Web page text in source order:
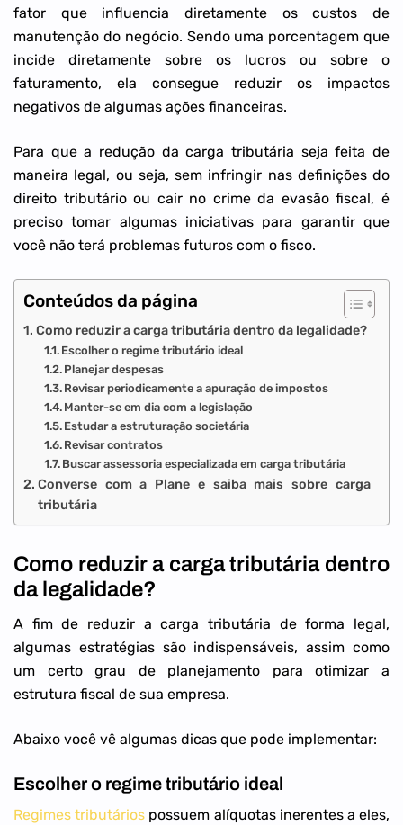
fator que influencia diretamente os custos de
manutenção do negócio. Sendo uma porcentagem que
incide diretamente sobre os lucros ou sobre o
faturamento, ela consegue reduzir os impactos
negativos de algumas ações financeiras.
Para que a redução da carga tributária seja feita de
maneira legal, ou seja, sem infringir nas definições do
direito tributário ou cair no crime da evasão fiscal, é
preciso tomar algumas iniciativas para garantir que
você não terá problemas futuros com o fisco.
Conteúdos da página
Como reduzir a carga tributária dentro da legalidade?
Escolher o regime tributário ideal
Planejar despesas
Revisar periodicamente a apuração de impostos
Manter-se em dia com a legislação
Estudar a estruturação societária
Revisar contratos
Buscar assessoria especializada em carga tributária
Converse com a Plane e saiba mais sobre carga
tributária
Como reduzir a carga tributária dentro
da legalidade?
A fim de reduzir a carga tributária de forma legal,
algumas estratégias são indispensáveis, assim como
um certo grau de planejamento para otimizar a
estrutura fiscal de sua empresa.
Abaixo você vê algumas dicas que pode implementar:
Escolher o regime tributário ideal
Regimes tributários possuem alíquotas inerentes a eles,